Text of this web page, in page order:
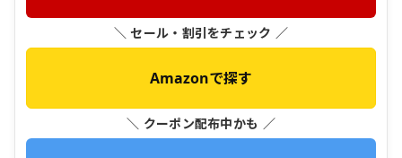
＼ セール・割引をチェック ／
Amazonで探す
＼ クーポン配布中かも ／